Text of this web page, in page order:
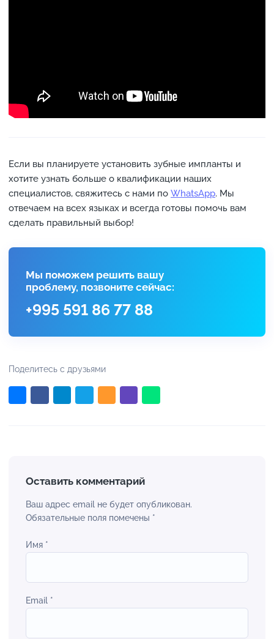
Если вы планируете установить зубные импланты и
хотите узнать больше о квалификации наших
специалистов, свяжитесь с нами по WhatsApp. Мы
отвечаем на всех языках и всегда готовы помочь вам
сделать правильный выбор!
Мы поможем решить вашу
проблему, позвоните сейчас:
+995 591 86 77 88
Поделитесь с друзьями
Оставить комментарий
Ваш адрес email не будет опубликован.
Обязательные поля помечены *
Имя *
Email *